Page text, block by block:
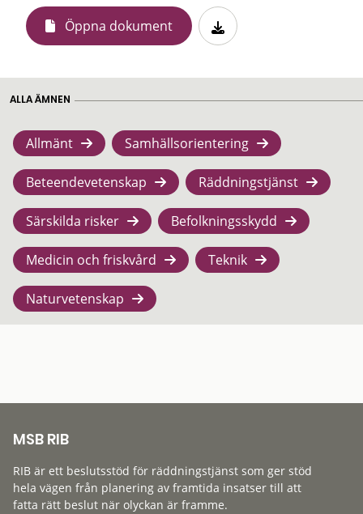
Öppna dokument
ALLA ÄMNEN
Allmänt Samhällsorientering
Beteendevetenskap Räddningstjänst
Särskilda risker Befolkningsskydd
Medicin och friskvård Teknik
Naturvetenskap
MSB RIB
RIB är ett beslutsstöd för räddningstjänst som ger stöd
hela vägen från planering av framtida insatser till att
fatta rätt beslut när olyckan är framme.